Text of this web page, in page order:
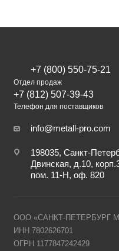
+7 (800) 550-75-21
Отдел продаж
+7 (812) 507-39-43
Телефон для поставщиков
info@metall-pro.com
198035, Санкт-
Двинская, д.10,
пом. 11-Н, оф. 820
ООО «САНКТ-ПЕТЕРБУРГ
ИНН 7802626701
ОГРН 1177847242429